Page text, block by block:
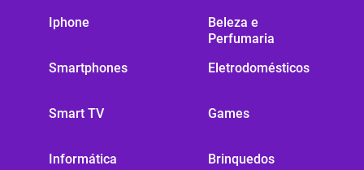
Iphone
Smartphones
Smart TV
Informática
Beleza e
Perfumaria
Eletrodomésticos
Games
Brinquedos